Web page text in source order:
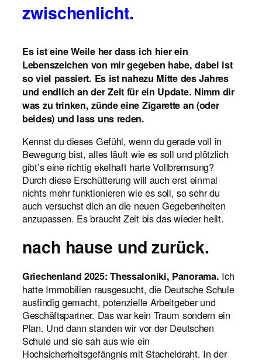
zwischenlicht.
Es ist eine Weile her dass ich hier ein
Lebenszeichen von mir gegeben habe, dabei ist
so viel passiert. Es ist nahezu Mitte des Jahres
und endlich an der Zeit für ein Update. Nimm dir
was zu trinken, zünde eine Zigarette an (oder
beides) und lass uns reden.
Kennst du dieses Gefühl, wenn du gerade voll in
Bewegung bist, alles läuft wie es soll und plötzlich
gibt’s eine richtig ekelhaft harte Vollbremsung?
Durch diese Erschütterung will auch erst einmal
nichts mehr funktionieren wie es soll, so sehr du
auch versuchst dich an die neuen Gegebenheiten
anzupassen. Es braucht Zeit bis das wieder heilt.
nach hause und zurück.
Griechenland 2025: Thessaloniki, Panorama. Ich
hatte Immobilien rausgesucht, die Deutsche Schule
ausfindig gemacht, potenzielle Arbeitgeber und
Geschäftspartner. Das war kein Traum sondern ein
Plan. Und dann standen wir vor der Deutschen
Schule und sie sah aus wie ein
Hochsicherheitsgefängnis mit Stacheldraht. In der